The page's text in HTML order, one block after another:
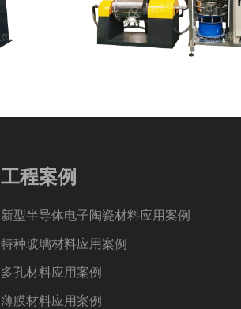
工程案例
新型半导体电子陶瓷材料应用案例
特种玻璃材料应用案例
多孔材料应用案例
薄膜材料应用案例